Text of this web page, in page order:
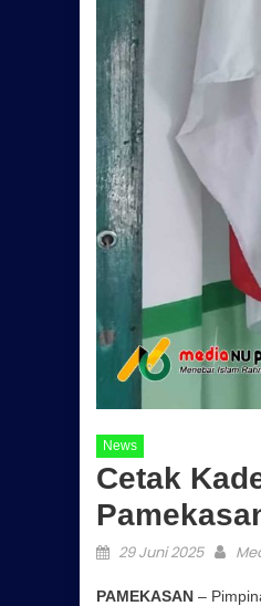
News
Cetak
Posted on
29 Juni 2025
PAMEKASAN –